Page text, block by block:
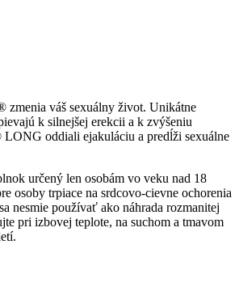
zmenia váš sexuálny život. Unikátne
k silnejšej erekcii a k zvýšeniu
LONG oddiali ejakuláciu a predĺži sexuálne
určený len osobám vo veku nad 18
osoby trpiace na srdcovo-cievne ochorenia
nesmie používať ako náhrada rozmanitej
pri izbovej teplote, na suchom a tmavom